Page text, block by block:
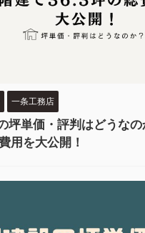
一条工務店
坪単価・評判はどうな
用を大公開！